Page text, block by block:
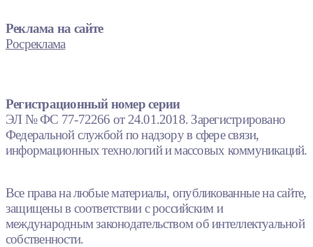
Реклама на сайте
Росреклама
Регистрационный номер серии
ЭЛ № ФС 77-72266 от 24.01.2018. Зарегистрировано
Федеральной службой по надзору в сфере связи,
информационных технологий и массовых коммуникаций.
Все права на любые материалы, опубликованные на сайте,
защищены в соответствии с российским и
международным законодательством об интеллектуальной
собственности.